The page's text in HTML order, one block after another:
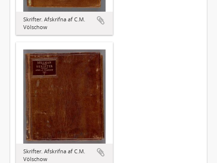
Skrifter. Afskrifna af C.M.
Völschow
Skrifter. Afskrifna af C.M.
Völschow